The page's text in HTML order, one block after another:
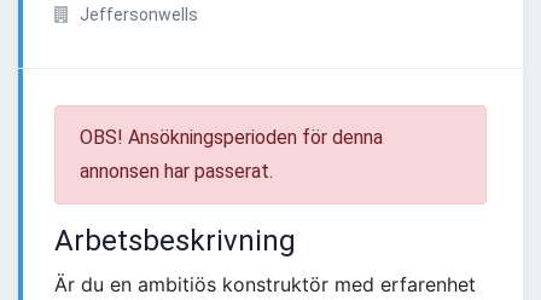
Jeffersonwells
OBS! Ansökningsperioden för denna
annonsen har passerat.
Arbetsbeskrivning
Är du en ambitiös konstruktör med erfarenhet